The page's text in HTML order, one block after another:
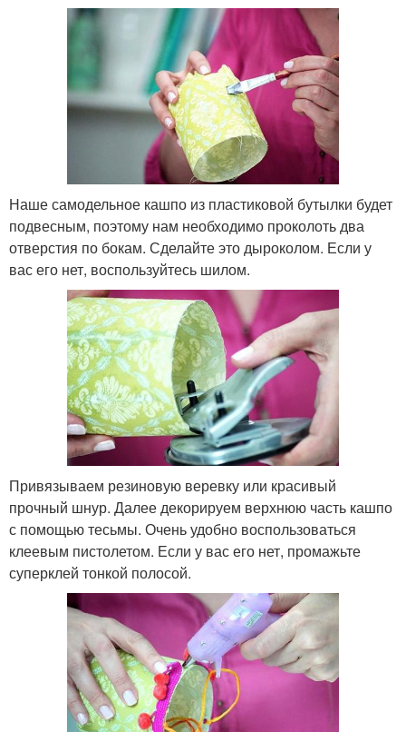
Наше самодельное кашпо из пластиковой бутылки будет
подвесным, поэтому нам необходимо проколоть два
отверстия по бокам. Сделайте это дыроколом. Если у
вас его нет, воспользуйтесь шилом.
Привязываем резиновую веревку или красивый
прочный шнур. Далее декорируем верхнюю часть кашпо
с помощью тесьмы. Очень удобно воспользоваться
клеевым пистолетом. Если у вас его нет, промажьте
суперклей тонкой полосой.